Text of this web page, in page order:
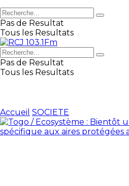
Pas de Resultat
Tous les Resultats
Pas de Resultat
Tous les Resultats
Accueil SOCIETE